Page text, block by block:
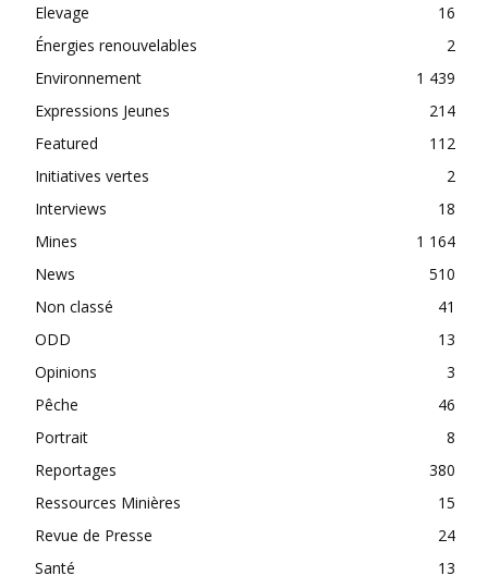
Elevage
16
Énergies renouvelables
2
Environnement
1 439
Expressions Jeunes
214
Featured
112
Initiatives vertes
2
Interviews
18
Mines
1 164
News
510
Non classé
41
ODD
13
Opinions
3
Pêche
46
Portrait
8
Reportages
380
Ressources Minières
15
Revue de Presse
24
Santé
13